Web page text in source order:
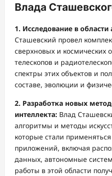
Влада
1. Исследование в области
Сташевский провел
сверхновых и космических
телескопов и
спектры этих объектов и
составе, эволюции и
2. Разработка новых
интеллекта: Влад
алгоритмы и методы
которые стали
приложений, включая
данных, автономные
работы в этой области